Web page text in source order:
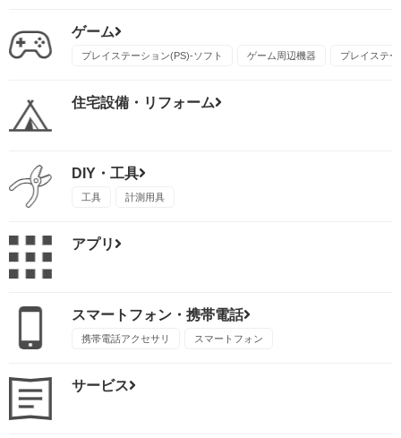
ゲーム
プレイステーション(PS)-ソフト ゲーム周辺機器 プレイステ
住宅設備・リフォーム
DIY・工具
工具 計測用具
アプリ
スマートフォン・携帯電話
携帯電話アクセサリ スマートフォン
サービス